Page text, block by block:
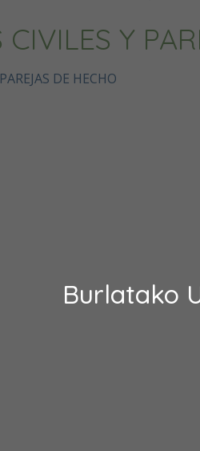
Burlatako
CIVILES Y
DE HECHO